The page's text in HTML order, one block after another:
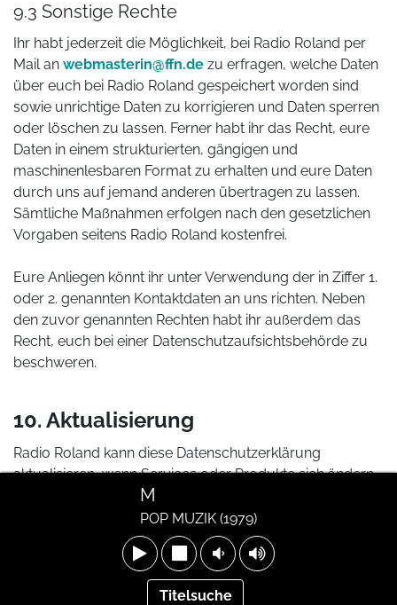
9.3 Sonstige Rechte
Ihr habt jederzeit die Möglichkeit, bei Radio Roland per
Mail an webmasterin@ffn.de zu erfragen, welche Daten
über euch bei Radio Roland gespeichert worden sind
sowie unrichtige Daten zu korrigieren und Daten sperren
oder löschen zu lassen. Ferner habt ihr das Recht, eure
Daten in einem strukturierten, gängigen und
maschinenlesbaren Format zu erhalten und eure Daten
durch uns auf jemand anderen übertragen zu lassen.
Sämtliche Maßnahmen erfolgen nach den gesetzlichen
Vorgaben seitens Radio Roland kostenfrei.
Eure Anliegen könnt ihr unter Verwendung der in Ziffer 1.
oder 2. genannten Kontaktdaten an uns richten. Neben
den zuvor genannten Rechten habt ihr außerdem das
Recht, euch bei einer Datenschutzaufsichtsbehörde zu
beschweren.
10. Aktualisierung
Radio Roland kann diese Datenschutzerklärung
aktualisieren, wenn Services oder Produkte sich ändern
oder dies aus rechtlichen Gründen erforderlich ist. Bei
Änderungen wird Radio Roland an prominenter Stelle
auf der Website mit angemessener Vorfrist eine
Mitteilung über die Änderung integrieren.
M
POP MUZIK (1979)
Titelsuche